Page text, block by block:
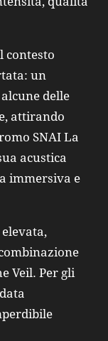
contesto
un
delle
attirando
SNAI La
acustica
immersiva e
Veil. Per gli